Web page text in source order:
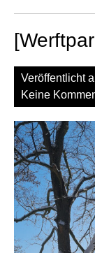
Veröffentlicht
Keine